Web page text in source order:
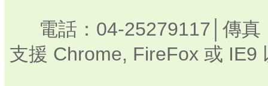
電話：04-25279117│傳
支援 Chrome, FireFox 或 IE9